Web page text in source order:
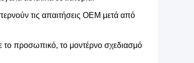
τις απαιτήσεις OEM μετά από
το προσωπικό, το μοντέρνο σχεδιασμό